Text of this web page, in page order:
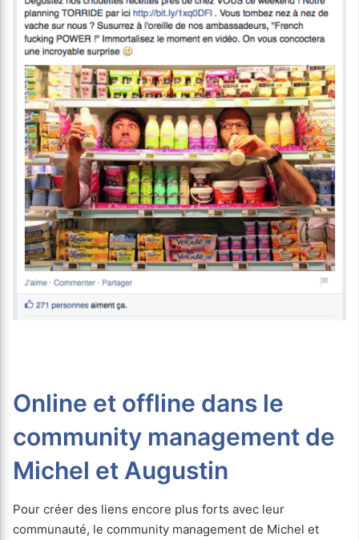
Online et offline dans le
community management de
Michel et Augustin
Pour créer des liens encore plus forts avec leur
communauté, le community management de Michel et